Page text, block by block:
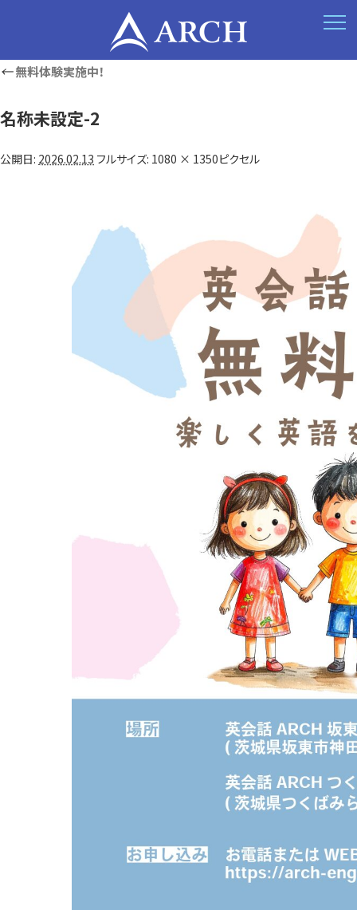
t
g
←無料体験実施中！
名称​未​設定-2
公開日: 2026.02.13 フルサイズ: 1080 × 1350ピクセル